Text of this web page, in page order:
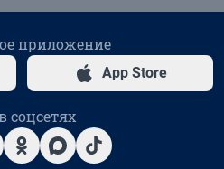
приложение
App Store
соцсетях